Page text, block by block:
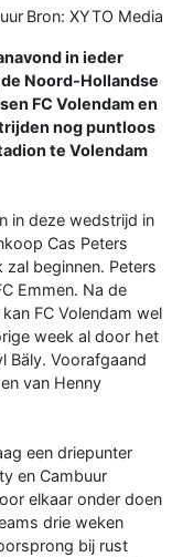
Bron: XYTO Media
in ieder
Noord-Hollandse
FC Volendam en
nog puntloos
te Volendam
in deze wedstrijd in
Cas Peters
beginnen. Peters
Emmen. Na de
FC Volendam wel
week al door het
Bäly. Voorafgaand
van Henny
een driepunter
en Cambuur
elkaar onder doen
drie weken
bij rust